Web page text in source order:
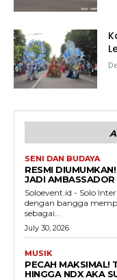
SENI DAN BUDAYA
RESMI
JADI
Soloevent.id - Solo
dengan bangga
sebagai...
July 30, 2026
MUSIK
PECAH MAKSIMAL!
HINGGA NDX AKA